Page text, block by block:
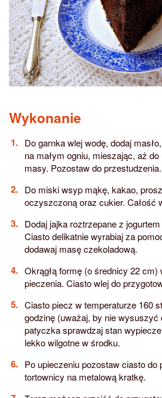
Wykonanie
Do garnka wlej wodę, dodaj
na małym ogniu, mieszając, aż
masy. Pozostaw do przestudzenia.
Do miski wsyp mąkę, kakao,
oczyszczoną oraz cukier. Całość
Dodaj jajka roztrzepane z
Ciasto delikatnie wyrabiaj za
dodawaj masę czekoladową.
Okrągłą formę (o średnicy 22 cm)
pieczenia. Ciasto wlej do
Ciasto piecz w temperaturze 160
godzinę (uważaj, by nie wysuszyć
patyczka sprawdzaj stan
lekko wilgotne w środku.
Po upieczeniu pozostaw ciasto do
tortownicy na metalową kratkę.